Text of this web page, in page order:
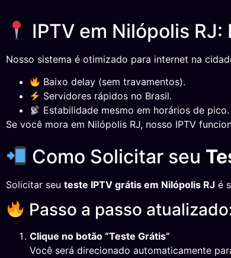
IPTV em Nilópolis
Nosso sistema é otimizado para internet na
Baixo delay (sem travamentos).
Servidores rápidos no Brasil.
Estabilidade mesmo em horários de pico.
Se você mora em Nilópolis RJ, nosso IPTV
Como Solicitar seu
Solicitar seu teste IPTV grátis em Nilópolis RJ é
Passo a passo
Clique no botão “Teste Grátis”
Você será direcionado automaticamente